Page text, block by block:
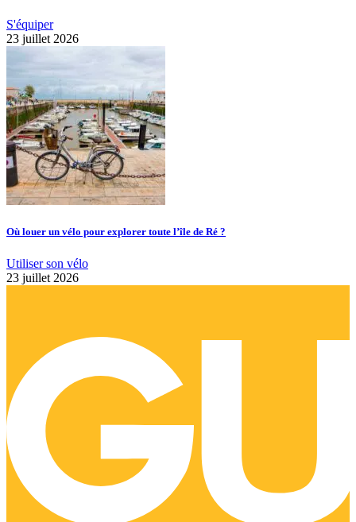
S'équiper
23 juillet 2026
Où louer un vélo pour explorer toute l’île de Ré ?
Utiliser son vélo
23 juillet 2026